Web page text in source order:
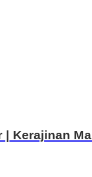
| Kerajinan